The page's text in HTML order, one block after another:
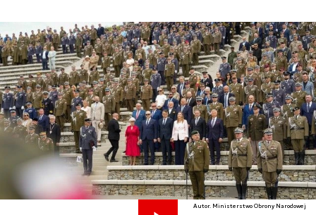
Autor. Ministerstwo Obrony Narodowej